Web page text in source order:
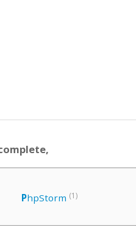
PhpStorm (1)